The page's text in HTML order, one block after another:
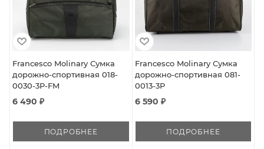
Francesco Molinary Сумка
дорожно-спортивная 018-
0030-3P-FM
6 490 ₽
ПОДРОБНЕЕ
Francesco Molinary Сумка
дорожно-спортивная 081-
0013-3P
6 590 ₽
ПОДРОБНЕЕ